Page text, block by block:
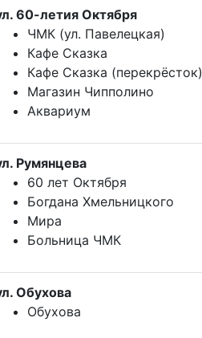
60-летия Октября
ЧМК (ул. Павелецкая)
Кафе Сказка
Кафе Сказка (перекрёсток)
Магазин Чипполино
Аквариум
Румянцева
60 лет Октября
Богдана Хмельницкого
Мира
Больница ЧМК
Обухова
Обухова